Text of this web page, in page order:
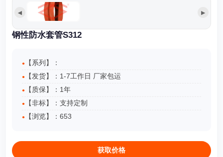
◀ ▶
钢性防水套管S312
【系列】：
【发货】：1-7工作日 厂家包运
【质保】：1年
【非标】：支持定制
【浏览】： 653
获取价格